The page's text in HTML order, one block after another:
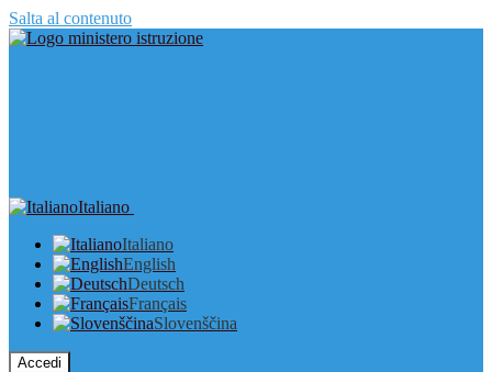
Salta al contenuto
Italiano
Italiano
English
Deutsch
Français
Slovenščina
Accedi